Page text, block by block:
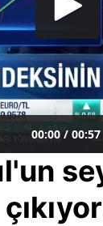
00:00 / 00:57